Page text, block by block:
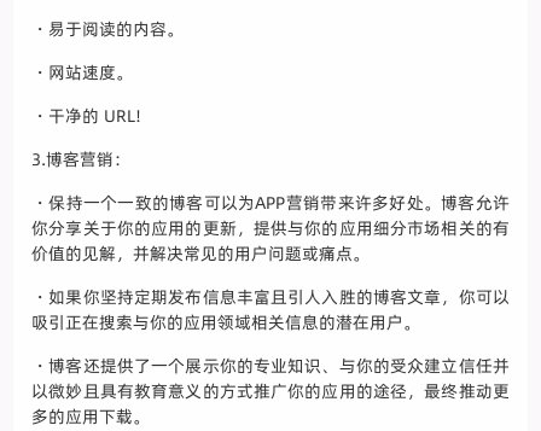
・易于阅读的内容。
・网站速度。
・干净的 URL!
3.博客营销：
・保持一个一致的博客可以为APP营销带来许多好处。博客允许
你分享关于你的应用的更新，提供与你的应用细分市场相关的有
价值的见解，并解决常见的用户问题或痛点。
・如果你坚持定期发布信息丰富且引人入胜的博客文章，你可以
吸引正在搜索与你的应用领域相关信息的潜在用户。
・博客还提供了一个展示你的专业知识、与你的受众建立信任并
以微妙且具有教育意义的方式推广你的应用的途径，最终推动更
多的应用下载。